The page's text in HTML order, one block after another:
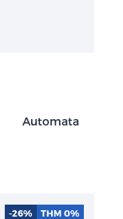
Automata
-26% THM 0%